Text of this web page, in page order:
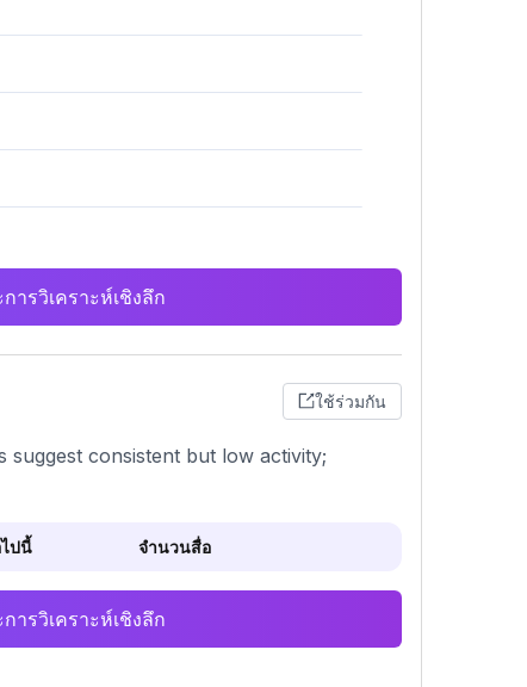
รวิเคราะห์เชิงลึก
ใช้ร่วมกัน
consistent but low activity;
ปนี้ จำนวนสื่อ
รวิเคราะห์เชิงลึก